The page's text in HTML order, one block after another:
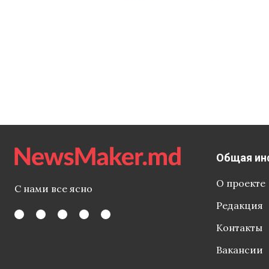
С нами все ясно
Общая
О проекте
Редакция
Контакты
Вакансии